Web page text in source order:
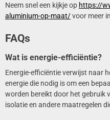
Neem snel een kijkje op https://
aluminium-op-maat/voor meer
FAQs
Wat is energie-efficiëntie?
Energie-efficiëntie verwijst naar
energie die nodig is om een
worden bereikt door het gebruik
isolatie en andere maatregelen